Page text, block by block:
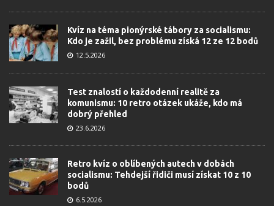
Kvíz na téma pionýrské tábory za socialismu:
Kdo je zažil, bez problému získá 12 ze 12 bodů
12.5.2026
Test znalostí o každodenní realitě za
komunismu: 10 retro otázek ukáže, kdo má
dobrý přehled
23.6.2026
Retro kvíz o oblíbených autech v dobách
socialismu: Tehdejší řidiči musí získat 10 z 10
bodů
6.5.2026